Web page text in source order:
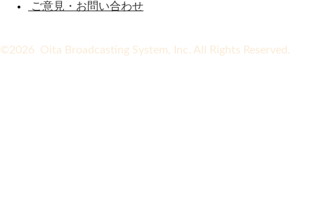
ご意見・お問い合わせ
©2026 Oita Broadcasting System, Inc. All Rights Reserved.